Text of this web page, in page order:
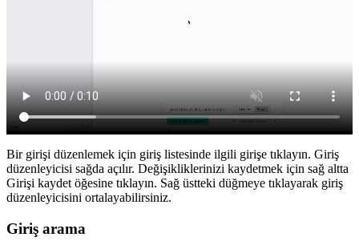
Bir girişi düzenlemek için giriş listesinde ilgili girişe tıklayın. Giriş
düzenleyicisi sağda açılır. Değişikliklerinizi kaydetmek için sağ altta
Girişi kaydet öğesine tıklayın. Sağ üstteki düğmeye tıklayarak giriş
düzenleyicisini ortalayabilirsiniz.
Giriş arama